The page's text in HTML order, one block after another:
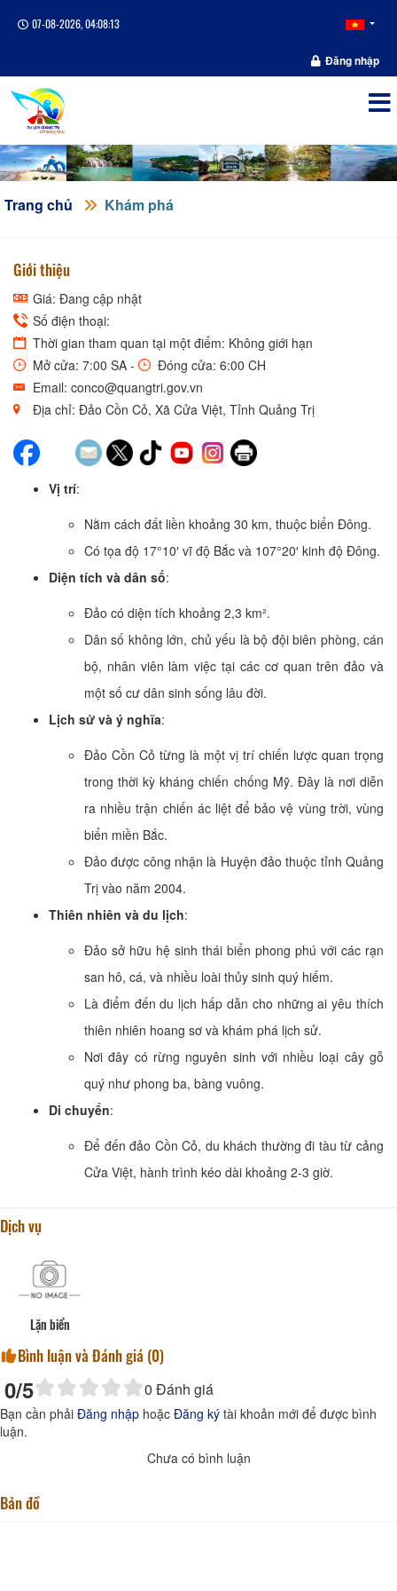
07-08-2026, 04:08:13
Đăng nhập
Trang chủ Khám phá
Giới thiệu
Giá: Đang cập nhật
Số điện thoại:
Thời gian tham quan tại một điểm: Không giới hạn
Mở cửa: 7:00 SA -
Đóng cửa: 6:00 CH
Email: conco@quangtri.gov.vn
Địa chỉ: Đảo Cồn Cỏ, Xã Cửa Việt, Tỉnh Quảng Trị
Vị trí:
Nằm cách đất liền khoảng 30 km, thuộc biển Đông.
Có tọa độ 17°10′ vĩ độ Bắc và 107°20′ kinh độ Đông.
Diện tích và dân số:
Đảo có diện tích khoảng 2,3 km².
Dân số không lớn, chủ yếu là bộ đội biên phòng, cán
bộ, nhân viên làm việc tại các cơ quan trên đảo và
một số cư dân sinh sống lâu đời.
Lịch sử và ý nghĩa:
Đảo Cồn Cỏ từng là một vị trí chiến lược quan trọng
trong thời kỳ kháng chiến chống Mỹ. Đây là nơi diễn
ra nhiều trận chiến ác liệt để bảo vệ vùng trời, vùng
biển miền Bắc.
Đảo được công nhận là Huyện đảo thuộc tỉnh Quảng
Trị vào năm 2004.
Thiên nhiên và du lịch:
Đảo sở hữu hệ sinh thái biển phong phú với các rạn
san hô, cá, và nhiều loài thủy sinh quý hiếm.
Là điểm đến du lịch hấp dẫn cho những ai yêu thích
thiên nhiên hoang sơ và khám phá lịch sử.
Nơi đây có rừng nguyên sinh với nhiều loại cây gỗ
quý như phong ba, bàng vuông.
Di chuyển:
Để đến đảo Cồn Cỏ, du khách thường đi tàu từ cảng
Cửa Việt, hành trình kéo dài khoảng 2-3 giờ.
Dịch vụ
Lặn biển
Bình luận và Đánh giá (0)
0/5 0 Đánh giá
Bạn cần phải Đăng nhập hoặc Đăng ký tài khoản mới để được bình
luận.
Chưa có bình luận
Bản đồ